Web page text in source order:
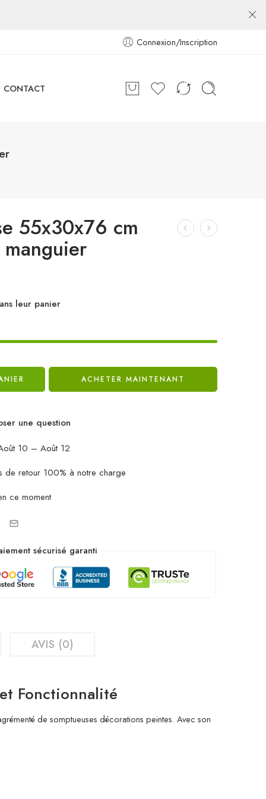
Connexion/Inscription
CONTACT
55x30x76 cm
leur panier
ACHETER MAINTENANT
une question
10 – Août 12
de retour 100% à notre charge
ce moment
sécurisé garanti
AVIS (0)
Fonctionnalité
de somptueuses décorations peintes. Avec son